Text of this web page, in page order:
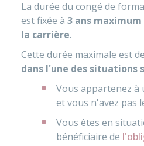
La durée du congé de
est fixée à 3 ans
la carrière.
Cette durée maximale est de
dans l'une des situations
Vous appartenez à
et vous n'avez pas
Vous êtes en
bénéficiaire de